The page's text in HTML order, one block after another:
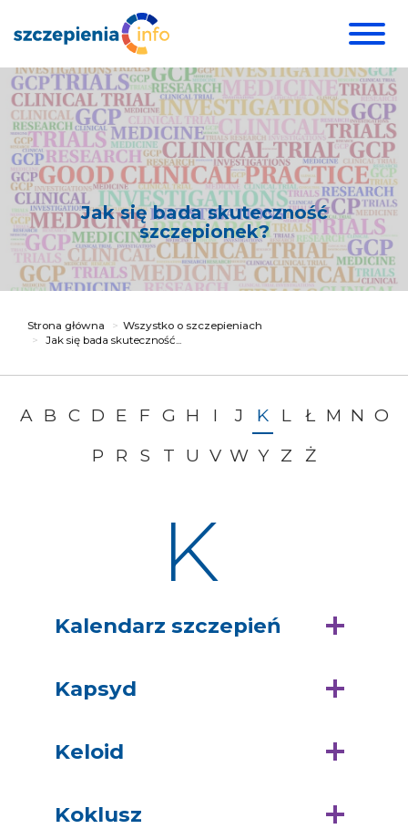
Jak się bada skuteczność
szczepionek?
Strona główna
Wszystko o szczepieniach
Jak się bada skuteczność...
A B C D E F G H I J K L Ł M N O
P
R S T U V W Y Z Ż
K
Kalendarz szczepień
Kapsyd
Keloid
Koklusz